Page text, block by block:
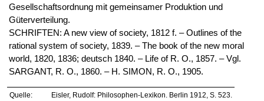
Gesellschaftsordnung mit gemeinsamer Produktion und
Güterverteilung.
SCHRIFTEN: A new view of society, 1812 f. – Outlines of the
rational system of society, 1839. – The book of the new moral
world, 1820, 1836; deutsch 1840. – Life of R. O., 1857. – Vgl.
SARGANT, R. O., 1860. – H. SIMON, R. O., 1905.
Quelle:
Eisler, Rudolf: Philosophen-Lexikon. Berlin 1912, S. 523.